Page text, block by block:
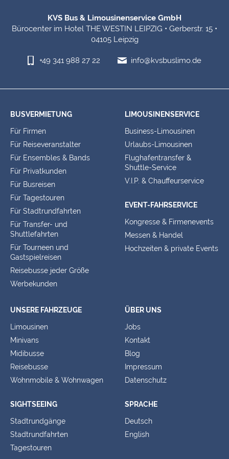
KVS Bus & Limousinenservice GmbH
Bürocenter im Hotel THE WESTIN LEIPZIG • Gerberstr. 15 •
04105 Leipzig
+49 341 988 27 22 info@kvsbuslimo.de
BUSVERMIETUNG
Für Firmen
Für Reiseveranstalter
Für Ensembles & Bands
Für Privatkunden
Für Busreisen
Für Tagestouren
Für Stadtrundfahrten
Für Transfer- und
Shuttlefahrten
Für Tourneen und
Gastspielreisen
Reisebusse jeder Größe
Werbekunden
LIMOUSINENSERVICE
Business-Limousinen
Urlaubs-Limousinen
Flughafentransfer &
Shuttle-Service
V.I.P. & Chauffeurservice
EVENT-FAHRSERVICE
Kongresse & Firmenevents
Messen & Handel
Hochzeiten & private Events
UNSERE FAHRZEUGE
Limousinen
Minivans
Midibusse
Reisebusse
Wohnmobile & Wohnwagen
SIGHTSEEING
Stadtrundgänge
Stadtrundfahrten
Tagestouren
ÜBER UNS
Jobs
Kontakt
Blog
Impressum
Datenschutz
SPRACHE
Deutsch
English